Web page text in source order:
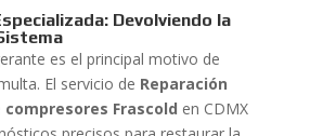
Devolviendo la
es el principal motivo de
El servicio de Reparación
compresores Frascold en CDMX